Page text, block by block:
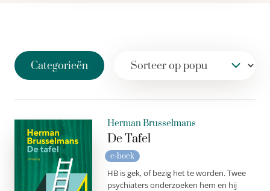
Categorieën
Herman Brusselmans
De Tafel
e-boek
HB is gek, of bezig het te worden. Twee
psychiaters onderzoeken hem en hij